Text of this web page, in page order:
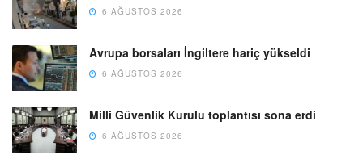
6 AĞUSTOS 2026
Avrupa borsaları İngiltere hariç yükseldi
6 AĞUSTOS 2026
Milli Güvenlik Kurulu toplantısı sona erdi
6 AĞUSTOS 2026